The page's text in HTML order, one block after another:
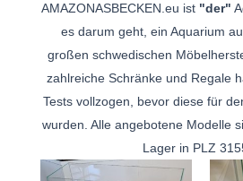
AMAZONASBECKEN.eu ist "der"
es darum geht, ein Aquarium
großen schwedischen
zahlreiche Schränke und Regale
Tests vollzogen, bevor diese für
wurden. Alle angebotene Modelle
Lager in PLZ